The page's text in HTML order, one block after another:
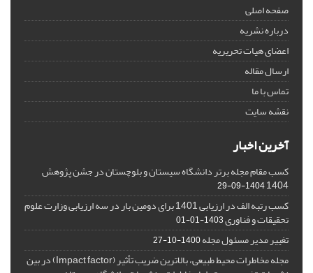
صفحه اصلی
درباره نشریه
اعضای هیات تحریریه
ارسال مقاله
تماس با ما
نقشه سایت
آخرین اخبار
کسب مقام مجله برتر دانشگاه سیستان و بلوچستان در جشن پژوهش
1404
1404-09-29
کسب رتبه الف در ارزیابی 1401 برای دومین بار در سه ارزیابی وزارت علوم
تحقیقات و فناوری1403-01-01
تغییر مدیر مسئول مجله1400-10-27
مجله مخاطرات محیط طبیعی، بالاترین ضریب تأثیر (Impact factor) در بین